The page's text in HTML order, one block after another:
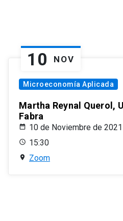
10 NOV
Microeconomía Aplicada
Martha Reynal Querol,
Fabra
10 de Noviembre de 2021
15:30
Zoom